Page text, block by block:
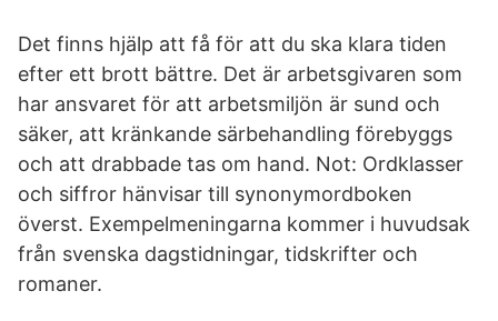
Det finns hjälp att få för att du ska klara tiden
efter ett brott bättre. Det är arbetsgivaren som
har ansvaret för att arbetsmiljön är sund och
säker, att kränkande särbehandling förebyggs
och att drabbade tas om hand. Not: Ordklasser
och siffror hänvisar till synonymordboken
överst. Exempelmeningarna kommer i huvudsak
från svenska dagstidningar, tidskrifter och
romaner.